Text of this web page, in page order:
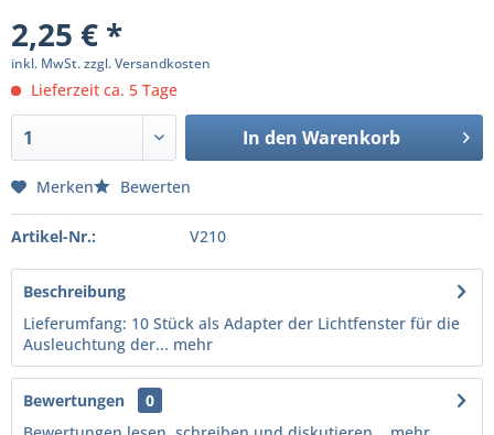
2,25 € *
inkl. MwSt.zzgl. Versandkosten
Lieferzeit ca. 5 Tage
In den Warenkorb
Merken Bewerten
Artikel-Nr.: V210
Beschreibung
Lieferumfang: 10 Stück als Adapter der Lichtfenster für die
Ausleuchtung der... mehr
Bewertungen
0